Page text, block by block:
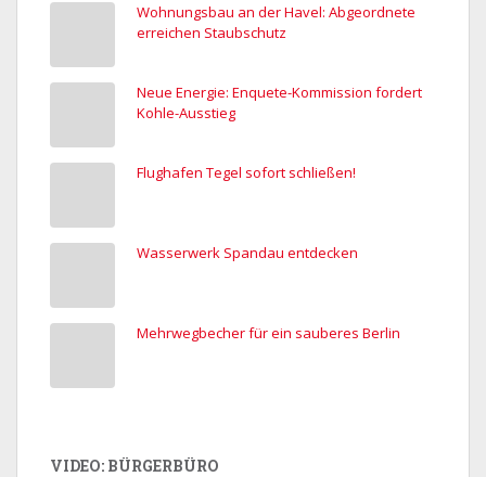
Wohnungsbau an der Havel: Abgeordnete
erreichen Staubschutz
Neue Energie: Enquete-Kommission fordert
Kohle-Ausstieg
Flughafen Tegel sofort schließen!
Wasserwerk Spandau entdecken
Mehrwegbecher für ein sauberes Berlin
VIDEO: BÜRGERBÜRO